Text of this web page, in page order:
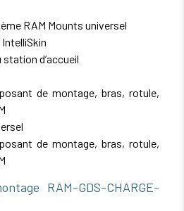
RAM Mounts universel
IntelliSkin
station d’accueil
de montage, bras, rotule,
de montage, bras, rotule,
RAM-GDS-CHARGE-